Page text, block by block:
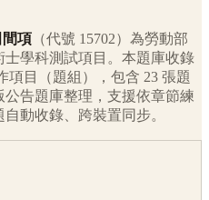
項 （代號 15702） 為勞動部
士學科測試項目。本題庫收錄
項目（題組），包含 23 張題
公告題庫整理，支援依章節練
動收錄、跨裝置同步。